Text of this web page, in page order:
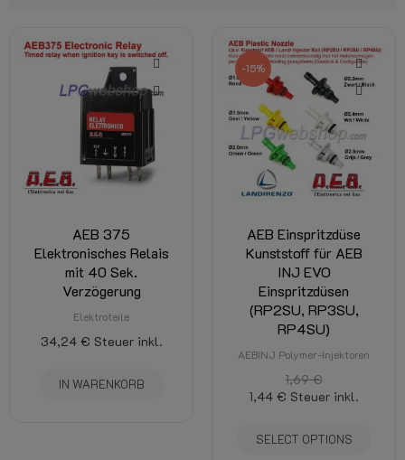
AEB 375
Elektronisches Relais
mit 40 Sek.
Verzögerung
Elektroteile
34,24 € Steuer inkl.
IN WARENKORB
-15%
AEB Einspritzdüse
Kunststoff für AEB
INJ EVO
Einspritzdüsen
(RP2SU, RP3SU,
RP4SU)
AEBINJ Polymer-Injektoren
1,69 €
1,44 € Steuer inkl.
SELECT OPTIONS